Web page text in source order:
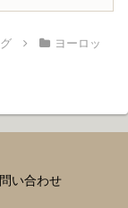
ヨーロッ
い合わせ